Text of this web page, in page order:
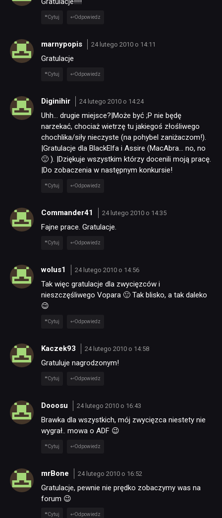
Cytuj Odpowiedz
marnypopis 24 lutego 2010 o 14:11
Gratulacje
Cytuj Odpowiedz
Diginihir 24 lutego 2010 o 14:24
Uhh… drugie miejsce?|Może być ;P nie będę
narzekać, chociaż wietrzę tu jakiegoś złośliwego
chochlika/siły nieczyste (na pohybel zaniżaczom!).
|Gratulacje dla BlackElfa i Assire (MacAbra… no, no
🙂 ). |Dziękuje wszystkim którzy docenili moją pracę.
|Do zobaczenia w następnym konkursie!
Cytuj Odpowiedz
Commander41 24 lutego 2010 o 14:35
Fajne prace. Gratulacje.
Cytuj Odpowiedz
wolus1 24 lutego 2010 o 14:56
Tak więc gratulacje dla zwycięzców i
nieszczęśliwego Vopara 🙂 Tak blisko, a tak daleko
😉
Cytuj Odpowiedz
Kaczek93 24 lutego 2010 o 14:58
Gratuluje nagrodzonym!
Cytuj Odpowiedz
Dooosu 24 lutego 2010 o 16:43
Brawka dla wszystkich, mój zwycięzca niestety nie
wygrał.. mowa o ADF 😉
Cytuj Odpowiedz
mrBone 24 lutego 2010 o 16:52
Gratulacje, pewnie nie prędko zobaczymy was na
forum 😉
Cytuj Odpowiedz